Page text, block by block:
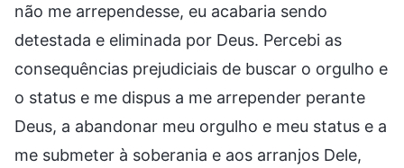
não me arrependesse, eu acabaria sendo
detestada e eliminada por Deus. Percebi as
consequências prejudiciais de buscar o orgulho e
o status e me dispus a me arrepender perante
Deus, a abandonar meu orgulho e meu status e a
me submeter à soberania e aos arranjos Dele,